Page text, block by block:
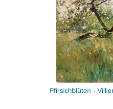
Pfirsichblüten -